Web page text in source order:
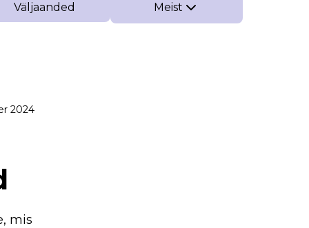
Väljaanded Meist
2024
mis